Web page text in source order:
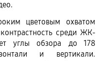
цветовым охватом
среди ЖК-
углы обзора до 178
и вертикали.